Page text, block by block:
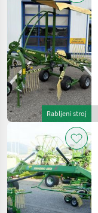
Rabljeni stroj